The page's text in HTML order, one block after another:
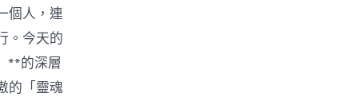
個人，連
。今天的
**的深層
的「靈魂